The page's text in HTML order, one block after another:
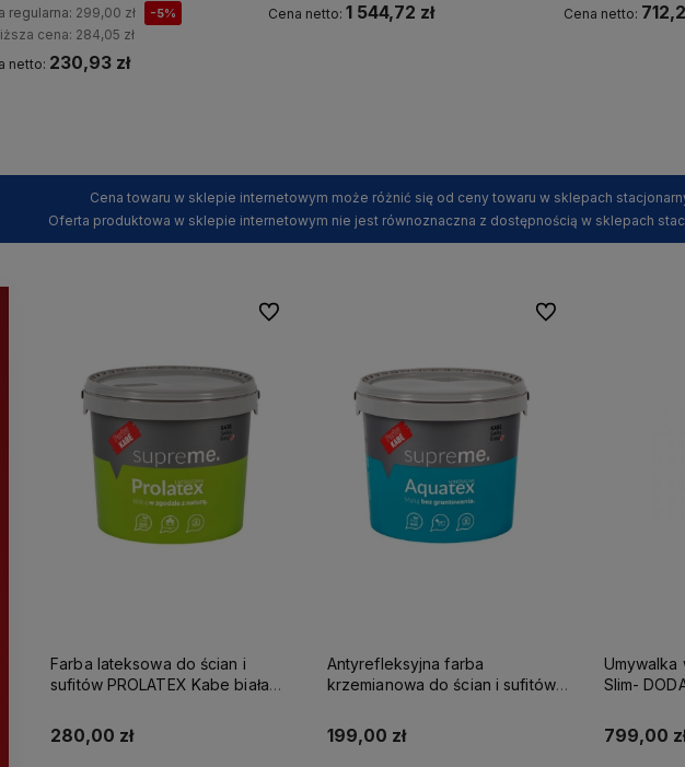
regularna: 299,00 zł -5%
cena: 284,05 zł
netto: 230,93 zł
Cena netto: 1 544,72 zł Cena netto:
Cena towaru w sklepie internetowym może różnić się od ceny towaru w sklepach
Oferta produktowa w sklepie internetowym nie jest równoznaczna z dostępnością w sklepach
Farba lateksowa do ścian i
sufitów PROLATEX Kabe biała
280,00 zł
Do ulubionych
Antyrefleksyjna farba
krzemianowa do ścian i sufitów
BAZA A MAT
199,00 zł
Do ulubionych
Umywalka
Slim-
799,00